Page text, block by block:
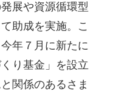
展や資源循環型
助成を実施。こ
年７月に新たに
り基金」を設立
関係のあるさま